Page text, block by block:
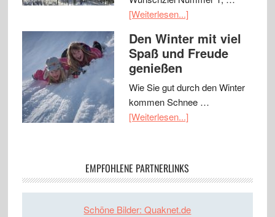
[Weiterlesen...]
Den Winter mit viel
Spaß und Freude
genießen
Wie Sie gut durch den Winter
kommen Schnee …
[Weiterlesen...]
EMPFOHLENE PARTNERLINKS
Schöne Bilder: Quaknet.de